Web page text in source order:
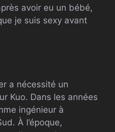
avoir eu un bébé,
je suis sexy avant
a nécessité un
Kuo. Dans les années
ingénieur à
À l’époque,